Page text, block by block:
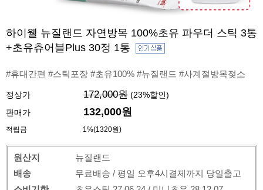
하이웰 뉴질랜드 자연방목 100%초유 파우더 스틱 3통
+초유츄어블Plus 30정 1통
#휴대간편 #스틱포장 #초유100% #뉴질랜드 #사계절방목젖소
정상가 172,000원 (23%할인)
판매가
132,000원
적립금 1%(1320원)
원산지
뉴질랜드
배송
무료배송 / 평일 오후4시결제까지 당일출고